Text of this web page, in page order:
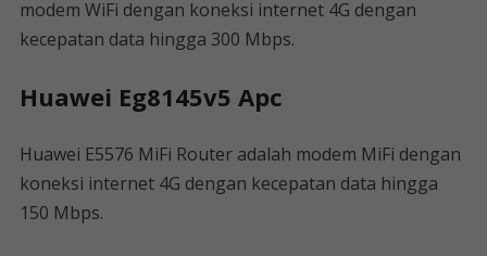
modem WiFi dengan koneksi internet 4G dengan
kecepatan data hingga 300 Mbps.
Huawei Eg8145v5 Apc
Huawei E5576 MiFi Router adalah modem MiFi dengan
koneksi internet 4G dengan kecepatan data hingga
150 Mbps.